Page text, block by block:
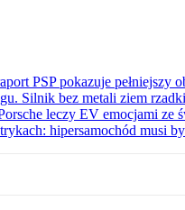
PSP pokazuje pełniejszy
Silnik bez metali ziem
leczy EV emocjami ze
hipersamochód musi